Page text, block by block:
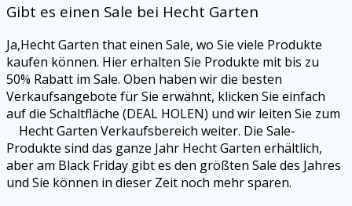
Gibt es einen Sale bei Hecht Garten
Ja,Hecht Garten that einen Sale, wo Sie viele Produkte
kaufen können. Hier erhalten Sie Produkte mit bis zu
50% Rabatt im Sale. Oben haben wir die besten
Verkaufsangebote für Sie erwähnt, klicken Sie einfach
auf die Schaltfläche (DEAL HOLEN) und wir leiten Sie zum
Hecht Garten Verkaufsbereich weiter. Die Sale-
Produkte sind das ganze Jahr Hecht Garten erhältlich,
aber am Black Friday gibt es den größten Sale des Jahres
und Sie können in dieser Zeit noch mehr sparen.